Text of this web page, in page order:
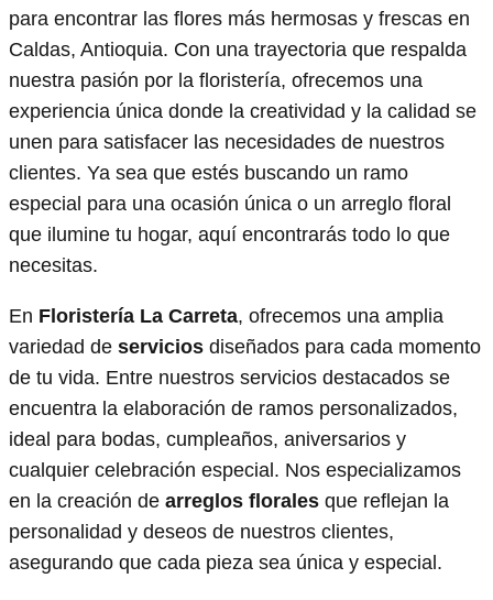
para encontrar las flores más hermosas y frescas en
Caldas, Antioquia. Con una trayectoria que respalda
nuestra pasión por la floristería, ofrecemos una
experiencia única donde la creatividad y la calidad se
unen para satisfacer las necesidades de nuestros
clientes. Ya sea que estés buscando un ramo
especial para una ocasión única o un arreglo floral
que ilumine tu hogar, aquí encontrarás todo lo que
necesitas.
En Floristería La Carreta, ofrecemos una amplia
variedad de servicios diseñados para cada momento
de tu vida. Entre nuestros servicios destacados se
encuentra la elaboración de ramos personalizados,
ideal para bodas, cumpleaños, aniversarios y
cualquier celebración especial. Nos especializamos
en la creación de arreglos florales que reflejan la
personalidad y deseos de nuestros clientes,
asegurando que cada pieza sea única y especial.